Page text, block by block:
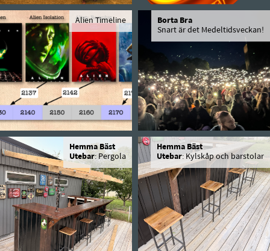
Alien Timeline
Borta Bra
Snart är det Medeltidsveckan!
Hemma Bäst
Utebar: Pergola
Hemma Bäst
Utebar: Kylskåp och barstolar